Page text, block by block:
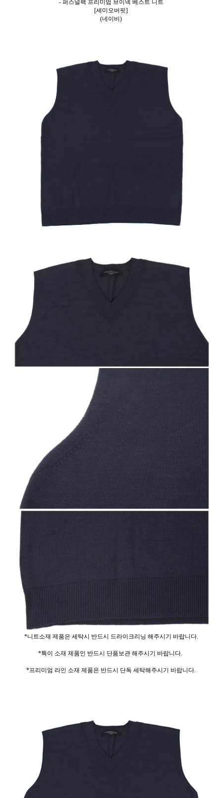
- 퍼스널팩 프리미엄 브이넥 베스트 니트
[세미오버핏]
(네이비)
*니트소재 제품은 세탁시 반드시 드라이크리닝 해주시기 바랍니다.
*특이 소재 제품인 반드시 단품보관 해주시기 바랍니다.
*프리미엄 라인 소재 제품은 반드시 단독 세탁해주시기 바랍니다.